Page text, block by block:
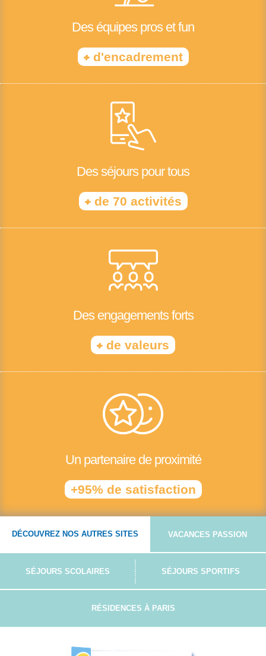
Des équipes pros et fun
+d'encadrement
Des séjours pour tous
+de 70 activités
Des engagements forts
+ de valeurs
Un partenaire de proximité
+95% de satisfaction
DÉCOUVREZ NOS AUTRES SITES VACANCES PASSION
SÉJOURS SCOLAIRES SÉJOURS SPORTIFS
RÉSIDENCES À PARIS